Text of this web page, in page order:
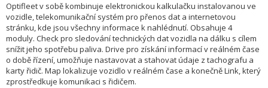
Optifleet v sobě kombinuje elektronickou kalkulačku instalovanou ve
vozidle, telekomunikační systém pro přenos dat a internetovou
stránku, kde jsou všechny informace k nahlédnutí. Obsahuje 4
moduly. Check pro sledování technických dat vozidla na dálku s cílem
snížit jeho spotřebu paliva. Drive pro získání informací v reálném čase
o době řízení, umožňuje nastavovat a stahovat údaje z tachografu a
karty řidič. Map lokalizuje vozidlo v reálném čase a konečně Link, který
zprostředkuje komunikaci s řidičem.